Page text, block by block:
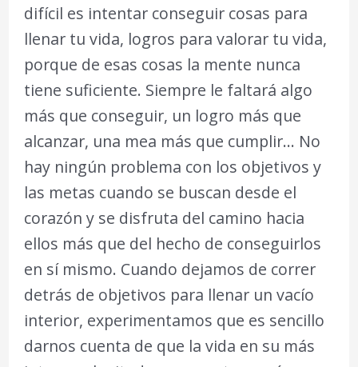
difícil es intentar conseguir cosas para
llenar tu vida, logros para valorar tu vida,
porque de esas cosas la mente nunca
tiene suficiente. Siempre le faltará algo
más que conseguir, un logro más que
alcanzar, una mea más que cumplir… No
hay ningún problema con los objetivos y
las metas cuando se buscan desde el
corazón y se disfruta del camino hacia
ellos más que del hecho de conseguirlos
en sí mismo. Cuando dejamos de correr
detrás de objetivos para llenar un vacío
interior, experimentamos que es sencillo
darnos cuenta de que la vida en su más